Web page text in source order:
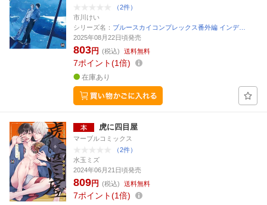
（2件）
市川けい
シリーズ名： ブルースカイコンプレックス番外編 インデ…
2025年08月22日頃発売
803円 (税込) 送料無料
7ポイント 1倍
在庫あり
虎に四目屋
マーブルコミックス
（2件）
水玉ミズ
2024年06月21日頃発売
809円 (税込) 送料無料
7ポイント 1倍